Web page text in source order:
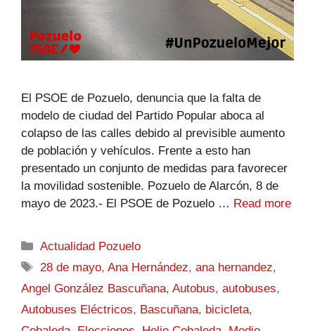
El PSOE de Pozuelo, denuncia que la falta de
modelo de ciudad del Partido Popular aboca al
colapso de las calles debido al previsible aumento
de población y vehículos. Frente a esto han
presentado un conjunto de medidas para favorecer
la movilidad sostenible. Pozuelo de Alarcón, 8 de
mayo de 2023.- El PSOE de Pozuelo … Read more
Actualidad Pozuelo
28 de mayo,Ana Hernández,ana hernandez,
Angel González Bascuñana, Autobus, autobuses,
Autobuses Eléctricos, Bascuñana, bicicleta,